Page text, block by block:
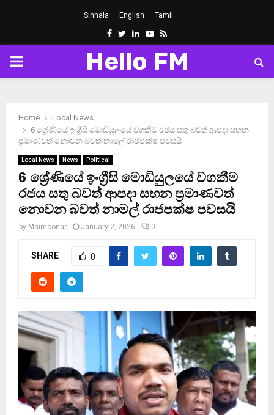
Sinhala English Tamil
Facebook
Twitter
LinkedinYoutube
Rss
PRIMARY
Hello FM
Home
Local News
6 ශ්‍රේණියේ ඉංග්‍රීසි මොඩියුලයේ වගකීම රජය සතු බවත් ආපදා සහන
ප්‍රමාණවත් නොවන බවත් නාමල් රාජපක්ෂ පවසයි
Local News News Political
6 ශ්‍රේණියේ ඉංග්‍රීසි මොඩියුලයේ වගකීම
රජය සතු බවත් ආපදා සහන ප්‍රමාණවත්
නොවන බවත් නාමල් රාජපක්ෂ පවසයි
by Maimoonar January 2, 2026 0
SHARE 0